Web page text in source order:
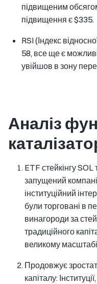
підвищеним
підвищення є $335.
RSI (Індекс
58, все ще є
увійшов в зону
Аналіз
ETF стейкінгу
запущений
інституційний
були торговані в
винагороди за
традиційного
великому
Продовжує
капіталу: